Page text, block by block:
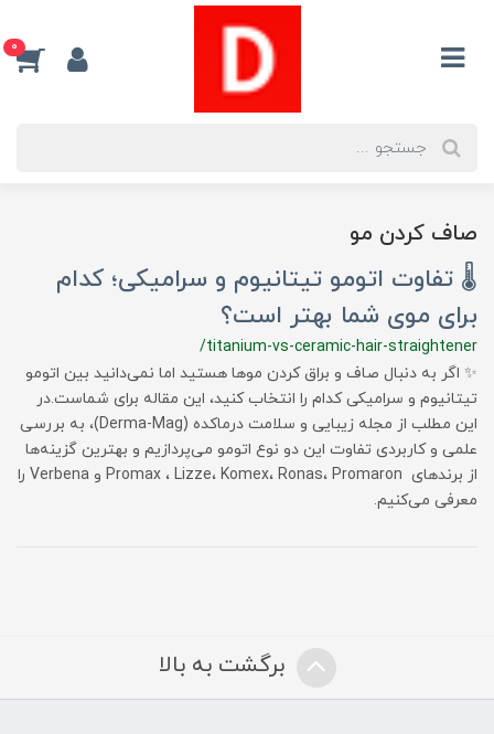
0
صاف کردن مو
🌡 تفاوت اتومو تیتانیوم و سرامیکی؛ کدام
برای موی شما بهتر است؟
/titanium-vs-ceramic-hair-straightener
✨ اگر به دنبال صاف و براق کردن موها هستید اما نمی‌دانید بین اتومو
تیتانیوم و سرامیکی کدام را انتخاب کنید، این مقاله برای شماست.در
این مطلب از مجله زیبایی و سلامت درماکده (Derma-Mag)، به بررسی
علمی و کاربردی تفاوت این دو نوع اتومو می‌پردازیم و بهترین گزینه‌ها
از برندهای Promax ، Lizze، Komex، Ronas، Promaron و Verbena را
معرفی می‌کنیم.
برگشت به بالا